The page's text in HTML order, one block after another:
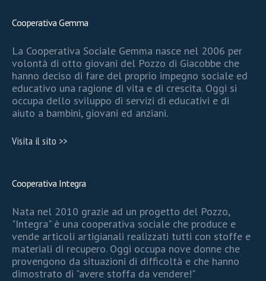
Cooperativa Gemma
La Cooperativa Sociale Gemma nasce nel 2006 per
volontà di otto giovani del Pozzo di Giacobbe che
hanno deciso di fare del proprio impegno sociale ed
educativo una ragione di vita e di crescita. Oggi si
occupa dello sviluppo di servizi di educativi e di
aiuto a bambini, giovani ed anziani.
Visita il sito >>
Cooperativa Integra
Nata nel 2010 grazie ad un progetto del Pozzo,
"Integra" è una cooperativa sociale che produce e
vende articoli artigianali realizzati tutti con stoffe e
materiali di recupero. Oggi occupa nove donne che
provengono da situazioni di difficoltà e che hanno
dimostrato di "avere stoffa da vendere!"